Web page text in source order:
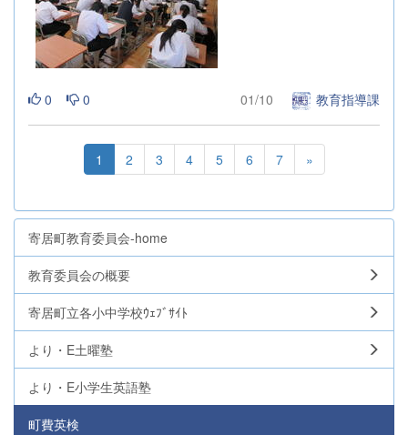
0 0 01/10 教育指導課
1 2 3 4 5 6 7 »
寄居町教育委員会-home
教育委員会の概要
寄居町立各小中学校ｳｪﾌﾞｻｲﾄ
より・E土曜塾
より・E小学生英語塾
町費英検